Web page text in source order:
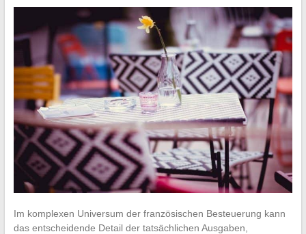
Im komplexen Universum der französischen Besteuerung kann
das entscheidende Detail der tatsächlichen Ausgaben,